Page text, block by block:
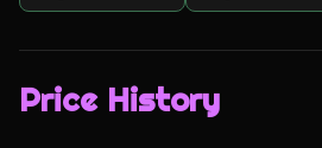
Price History